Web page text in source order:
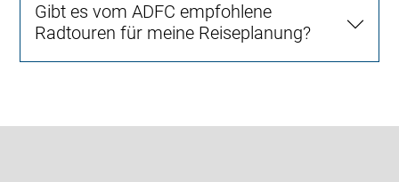
Gibt es vom ADFC empfohlene
Radtouren für meine Reiseplanung?